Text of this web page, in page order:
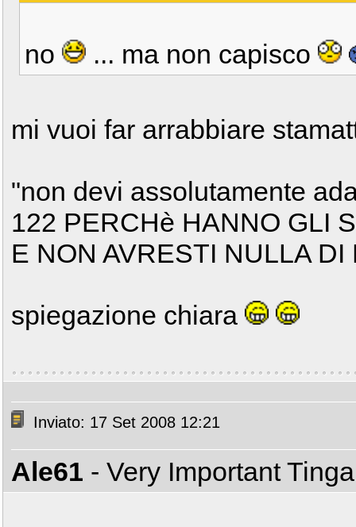
no ... ma non capisco
mi vuoi far arrabbiare
"non devi assolutamente
122 PERCHè HANNO GLI
E NON AVRESTI NULLA
spiegazione chiara
Inviato: 17 Set 2008 12:21
Ale61 - Very Important